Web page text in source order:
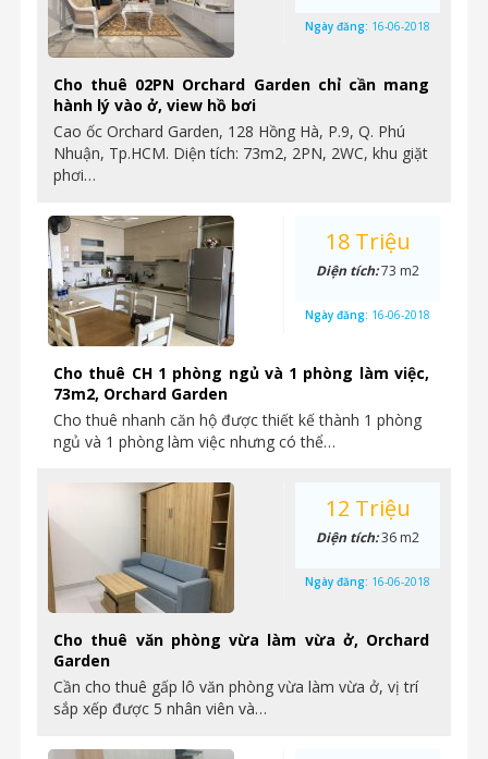
Cho thuê 02PN Orchard Garden chỉ cần mang
hành lý vào ở, view hồ bơi
Cao ốc Orchard Garden, 128 Hồng Hà, P.9, Q. Phú
Nhuận, Tp.HCM. Diện tích: 73m2, 2PN, 2WC, khu giặt
phơi…
Ngày đăng: 16-06-2018
Cho thuê CH 1 phòng ngủ và 1 phòng làm việc,
73m2, Orchard Garden
Cho thuê nhanh căn hộ được thiết kế thành 1 phòng
ngủ và 1 phòng làm việc nhưng có thể…
18 Triệu
Diện tích:73 m2
Ngày đăng: 16-06-2018
Cho thuê văn phòng vừa làm vừa ở, Orchard
Garden
Cần cho thuê gấp lô văn phòng vừa làm vừa ở, vị trí
sắp xếp được 5 nhân viên và…
12 Triệu
Diện tích:36 m2
Ngày đăng: 16-06-2018